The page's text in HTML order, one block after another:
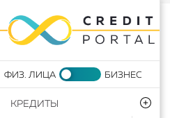
КРЕДИТЫ